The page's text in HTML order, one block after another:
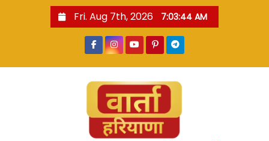
Fri. Aug 7th, 2026 7:03:45 AM